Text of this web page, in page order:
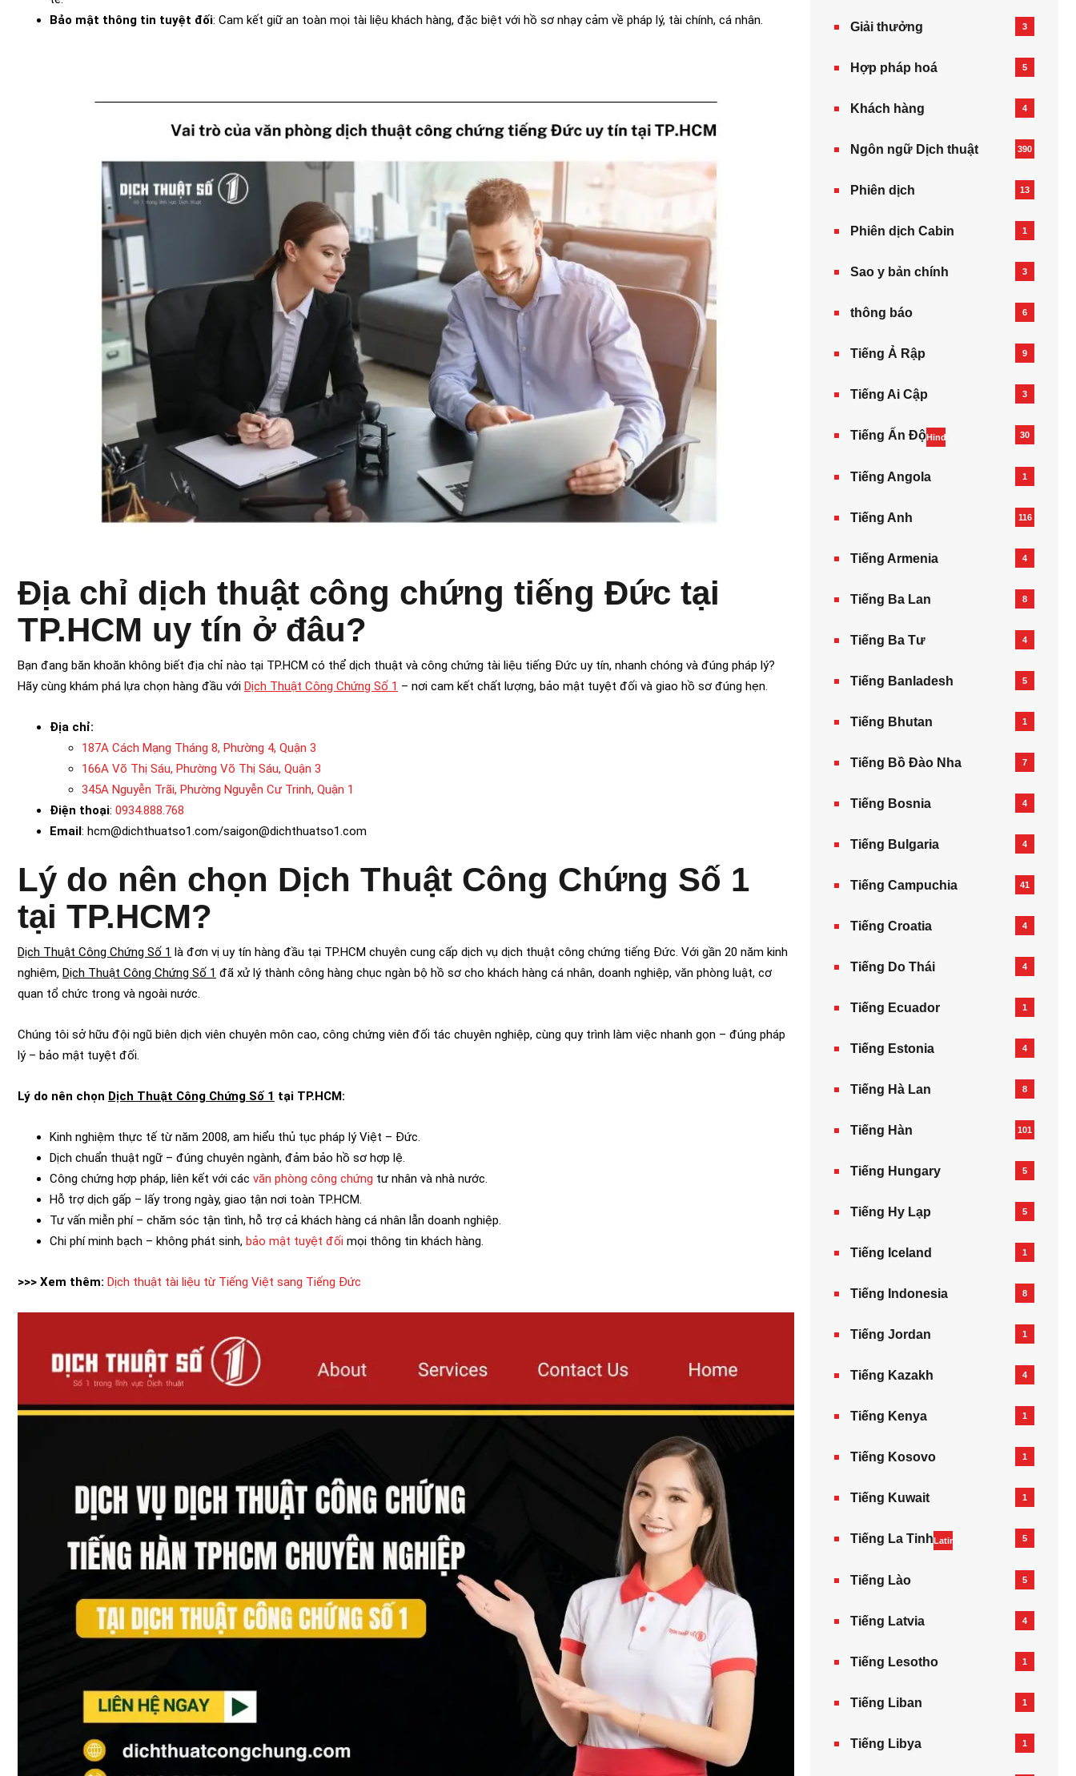
Bảo mật thông tin tuyệt đối: Cam kết giữ an toàn mọi tài liệu khách hàng, đặc biệt với hồ sơ nhạy cảm về pháp lý, tài chính, cá nhân.
Địa chỉ dịch thuật công chứng tiếng Đức tại
TP.HCM uy tín ở đâu?
Bạn đang băn khoăn không biết địa chỉ nào tại TP.HCM có thể dịch thuật và công chứng tài liệu tiếng Đức uy tín, nhanh chóng và đúng pháp lý?
Hãy cùng khám phá lựa chọn hàng đầu với Dịch Thuật Công Chứng Số 1 – nơi cam kết chất lượng, bảo mật tuyệt đối và giao hồ sơ đúng hẹn.
Địa chỉ:
187A Cách Mạng Tháng 8, Phường 4, Quận 3
166A Võ Thị Sáu, Phường Võ Thị Sáu, Quận 3
345A Nguyễn Trãi, Phường Nguyễn Cư Trinh, Quận 1
Điện thoại: 0934.888.768
Email: hcm@dichthuatso1.com/saigon@dichthuatso1.com
Lý do nên chọn Dịch Thuật Công Chứng Số 1
tại TP.HCM?
Dịch Thuật Công Chứng Số 1 là đơn vị uy tín hàng đầu tại TP.HCM chuyên cung cấp dịch vụ dịch thuật công chứng tiếng Đức. Với gần 20 năm kinh
nghiệm, Dịch Thuật Công Chứng Số 1 đã xử lý thành công hàng chục ngàn bộ hồ sơ cho khách hàng cá nhân, doanh nghiệp, văn phòng luật, cơ
quan tổ chức trong và ngoài nước.
Chúng tôi sở hữu đội ngũ biên dịch viên chuyên môn cao, công chứng viên đối tác chuyên nghiệp, cùng quy trình làm việc nhanh gọn – đúng pháp
lý – bảo mật tuyệt đối.
Lý do nên chọn Dịch Thuật Công Chứng Số 1 tại TP.HCM:
Kinh nghiệm thực tế từ năm 2008, am hiểu thủ tục pháp lý Việt – Đức.
Dịch chuẩn thuật ngữ – đúng chuyên ngành, đảm bảo hồ sơ hợp lệ.
Công chứng hợp pháp, liên kết với các văn phòng công chứng tư nhân và nhà nước.
Hỗ trợ dịch gấp – lấy trong ngày, giao tận nơi toàn TP.HCM.
Tư vấn miễn phí – chăm sóc tận tình, hỗ trợ cả khách hàng cá nhân lẫn doanh nghiệp.
Chi phí minh bạch – không phát sinh, bảo mật tuyệt đối mọi thông tin khách hàng.
>>> Xem thêm: Dịch thuật tài liệu từ Tiếng Việt sang Tiếng Đức
Giải thưởng 3
Hợp pháp hoá 5
Khách hàng 4
Ngôn ngữ Dịch thuật 390
Phiên dịch 13
Phiên dịch Cabin 1
Sao y bản chính 3
thông báo 6
Tiếng Ả Rập 9
Tiếng Ai Cập 3
Tiếng Ấn ĐộHindi 30
Tiếng Angola 1
Tiếng Anh 116
Tiếng Armenia‎ 4
Tiếng Ba Lan 8
Tiếng Ba Tư 4
Tiếng Banladesh 5
Tiếng Bhutan 1
Tiếng Bồ Đào Nha 7
Tiếng Bosnia 4
Tiếng Bulgaria 4
Tiếng Campuchia 41
Tiếng Croatia 4
Tiếng Do Thái 4
Tiếng Ecuador 1
Tiếng Estonia 4
Tiếng Hà Lan 8
Tiếng Hàn 101
Tiếng Hungary 5
Tiếng Hy Lạp 5
Tiếng Iceland 1
Tiếng Indonesia 8
Tiếng Jordan 1
Tiếng Kazakh‎ 4
Tiếng Kenya 1
Tiếng Kosovo 1
Tiếng Kuwait 1
Tiếng La TinhLatin 5
Tiếng Lào 5
Tiếng Latvia 4
Tiếng Lesotho 1
Tiếng Liban 1
Tiếng Libya 1